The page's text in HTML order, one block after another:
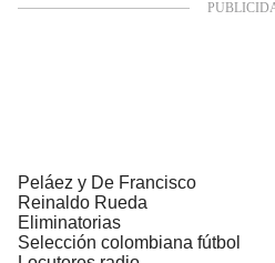
Peláez y De Francisco
Reinaldo Rueda
Eliminatorias
Selección colombiana fútbol